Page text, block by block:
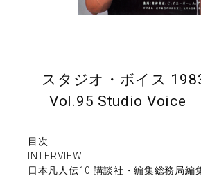
スタジオ・ボイス
Vol.95 Studio Voice
目次
INTERVIEW
日本凡人伝10 講談社・編集総務局編